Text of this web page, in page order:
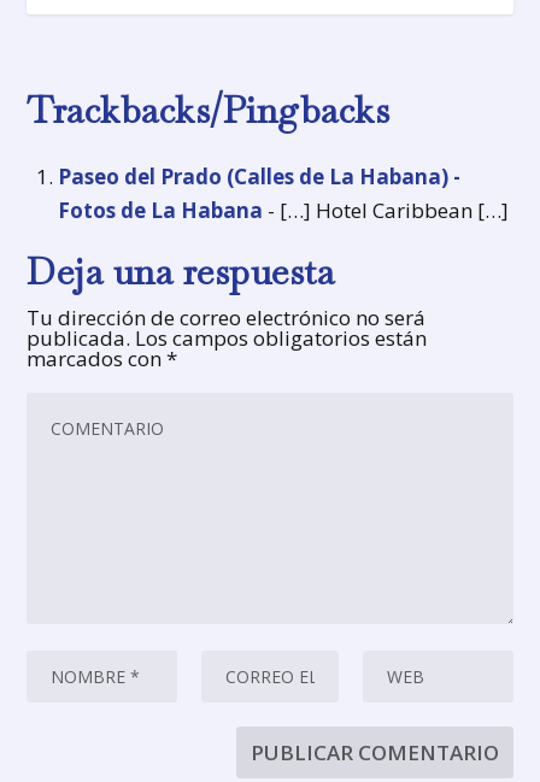
Trackbacks/Pingbacks
Paseo del Prado (Calles de La Habana) -
Fotos de La Habana - […] Hotel Caribbean […]
Deja una respuesta
Tu dirección de correo electrónico no será
publicada. Los campos obligatorios están
marcados con*